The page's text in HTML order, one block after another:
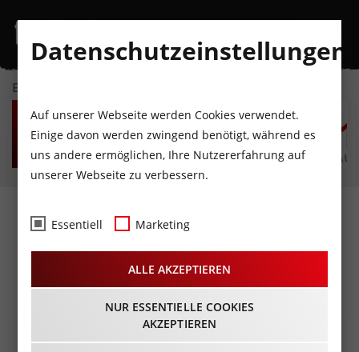
EVENTKALENDER
MO
10
AUGUST
DI
11
AUGUST
MI
12
AUGUST
DO
13
AUGUST
FR
14
AUGUST
So singt´s in Tirol -
Preisträgerkonzert
12.11.2022 - Beginn 19:00 Uhr
Datenschutzeinstellungen
Auf unserer Webseite werden Cookies verwendet.
Einige davon werden zwingend benötigt, während es
uns andere ermöglichen, Ihre Nutzererfahrung auf
unserer Webseite zu verbessern.
Essentiell Marketing
ALLE AKZEPTIEREN
NUR ESSENTIELLE COOKIES
AKZEPTIEREN